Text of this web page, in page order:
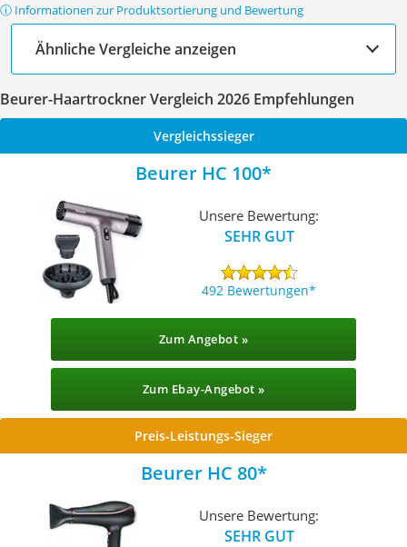
ⓘ Informationen zur Produktsortierung und Bewertung
Ähnliche Vergleiche anzeigen
Beurer-Haartrockner Vergleich 2026 Empfehlungen
Vergleichssieger
Beurer HC 100
Unsere Bewertung:
SEHR GUT
492 Bewertungen
Zum Angebot »
Zum Ebay-Angebot »
Preis-Leistungs-Sieger
Beurer HC 80
Unsere Bewertung:
SEHR GUT